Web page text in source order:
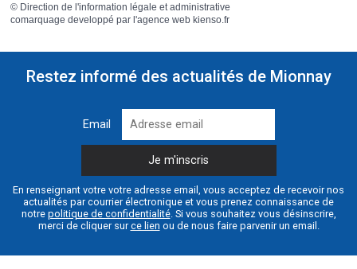
© Direction de l'information légale et administrative
comarquage developpé par l'agence web kienso.fr
Restez informé des actualités de Mionnay
Email
En renseignant votre votre adresse email, vous acceptez de recevoir nos
actualités par courrier électronique et vous prenez connaissance de
notre politique de confidentialité. Si vous souhaitez vous désinscrire,
merci de cliquer surce lien ou de nous faire parvenir un email.